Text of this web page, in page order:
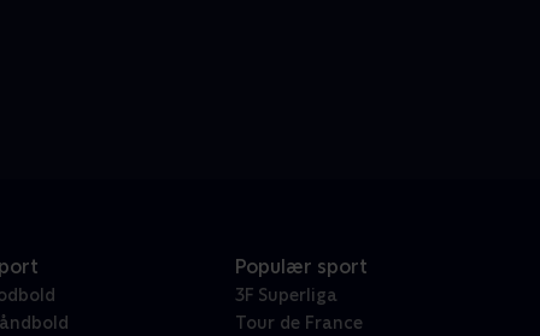
Populær sport
3F Superliga
Tour de France